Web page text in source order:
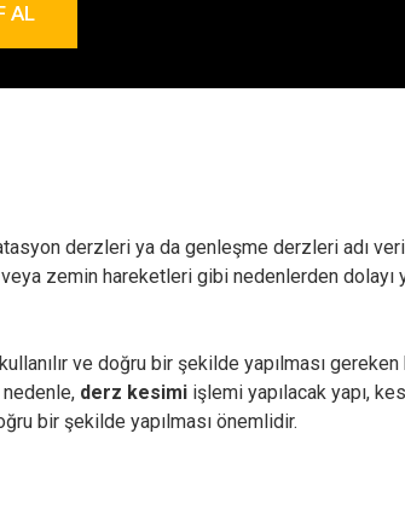
AL
derzleri ya da genleşme derzleri adı
zemin hareketleri gibi nedenlerden dolayı
kullanılır ve doğru bir şekilde yapılması gereken
derz kesimi işlemi yapılacak yapı,
bir şekilde yapılması önemlidir.